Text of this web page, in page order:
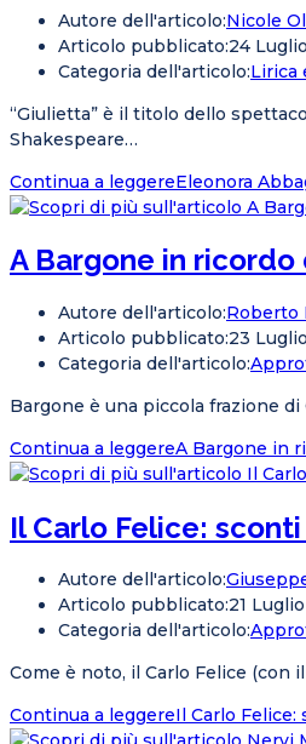
Autore dell'articolo:Nicole
Articolo pubblicato:24
Categoria dell'articolo:Lirica
“Giulietta” è il titolo dello
Shakespeare…
Continua a leggereEleonora
A Bargone in ricordo
Autore dell'articolo:Roberto
Articolo pubblicato:23
Categoria dell'articolo:
Bargone è una piccola frazione
Continua a leggereA Bargone in
Il Carlo Felice: sconti
Autore dell'articolo:
Articolo pubblicato:21
Categoria dell'articolo:
Come è noto, il Carlo Felice (con
Continua a leggereIl Carlo Felice: